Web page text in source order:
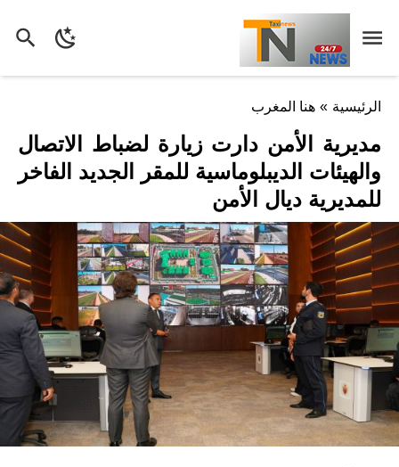
الرئيسية » هنا المغرب
مديرية الأمن دارت زيارة لضباط الاتصال
والهيئات الديبلوماسية للمقر الجديد الفاخر
للمديرية ديال الأمن